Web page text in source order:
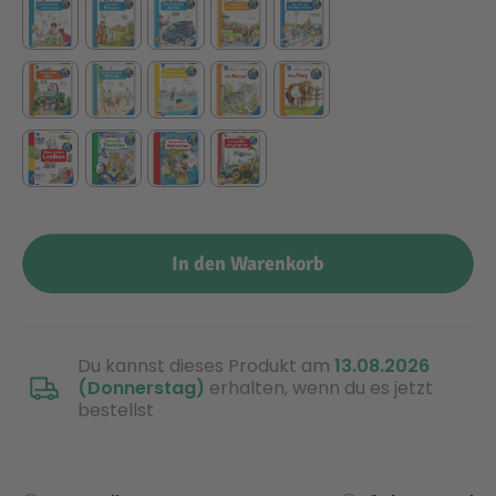
Technic
Aktion
Seltene Artikel
LEGO® Blumen
Spiel-Ei
In den Warenkorb
Du kannst dieses Produkt am 13.08.2026
(Donnerstag) erhalten, wenn du es jetzt
bestellst